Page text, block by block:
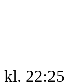
kl. 22:25